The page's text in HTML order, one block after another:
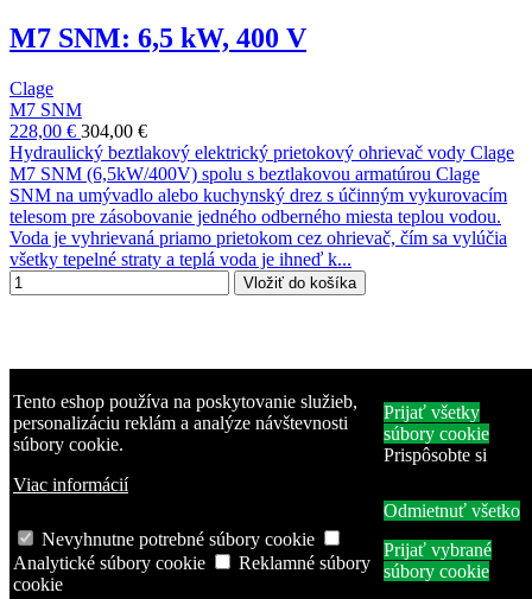
Tento eshop používa na poskytovanie služieb,
personalizáciu reklám a analýze návštevnosti
súbory cookie.
Viac informácií
Prijať všetky
súbory cookie
Prispôsobte si
Odmietnuť všetko
Nevyhnutne potrebné súbory cookie
Analytické súbory cookie
Reklamné súbory
cookie
Prijať vybrané
súbory cookie
M7 SNM: 6,5 kW, 400 V
Clage
M7 SNM
228,00 € 304,00 €
Hydraulický beztlakový elektrický prietokový ohrievač vody Clage
M7 SNM (6,5kW/400V) spolu s beztlakovou armatúrou Clage
SNM na umývadlo alebo kuchynský drez s účinným vykurovacím
telesom pre zásobovanie jedného odberného miesta teplou vodou.
Voda je vyhrievaná priamo prietokom cez ohrievač, čím sa vylúčia
všetky tepelné straty a teplá voda je ihneď k...
Vložiť do košíka
-25%
Doprava k vám domov
M - malý prietokový ohrievač